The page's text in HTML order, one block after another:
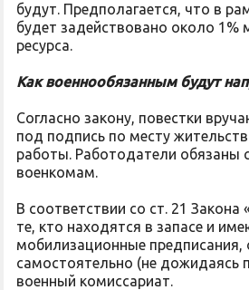
будут. Предполагается, что в
будет задействовано около 1%
ресурса.
Как военнообязанным будут
Согласно закону, повестки
под подпись по месту
работы. Работодатели обязаны
военкомам.
В соответствии со ст. 21
те, кто находятся в запасе и
мобилизационные предписания,
самостоятельно (не дожидаясь
военный комиссариат.